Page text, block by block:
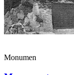
Monumen